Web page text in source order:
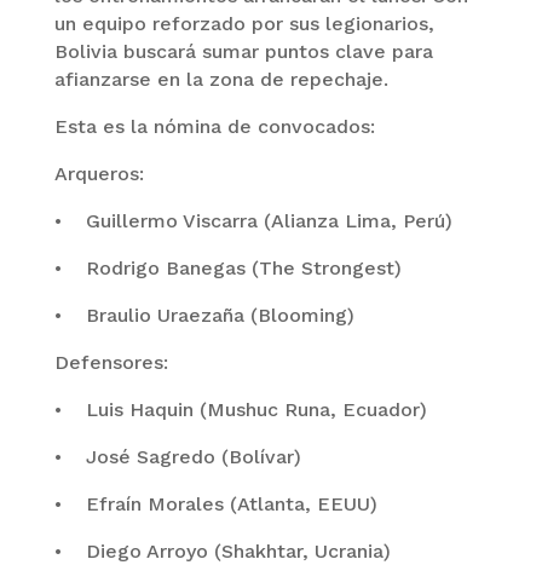
un equipo reforzado por sus legionarios,
Bolivia buscará sumar puntos clave para
afianzarse en la zona de repechaje.
Esta es la nómina de convocados:
Arqueros:
• Guillermo Viscarra (Alianza Lima, Perú)
• Rodrigo Banegas (The Strongest)
• Braulio Uraezaña (Blooming)
Defensores:
• Luis Haquin (Mushuc Runa, Ecuador)
• José Sagredo (Bolívar)
• Efraín Morales (Atlanta, EEUU)
• Diego Arroyo (Shakhtar, Ucrania)